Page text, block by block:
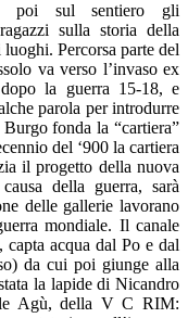
poi sul sentiero gli
sulla storia della
Percorsa parte del
va verso l’invaso ex
la guerra 15-18, e
parola per introdurre
fonda la “cartiera”
del ‘900 la cartiera
il progetto della nuova
della guerra, sarà
delle gallerie lavorano
mondiale. Il canale
acqua dal Po e dal
da cui poi giunge alla
la lapide di Nicandro
Agù, della V C RIM: